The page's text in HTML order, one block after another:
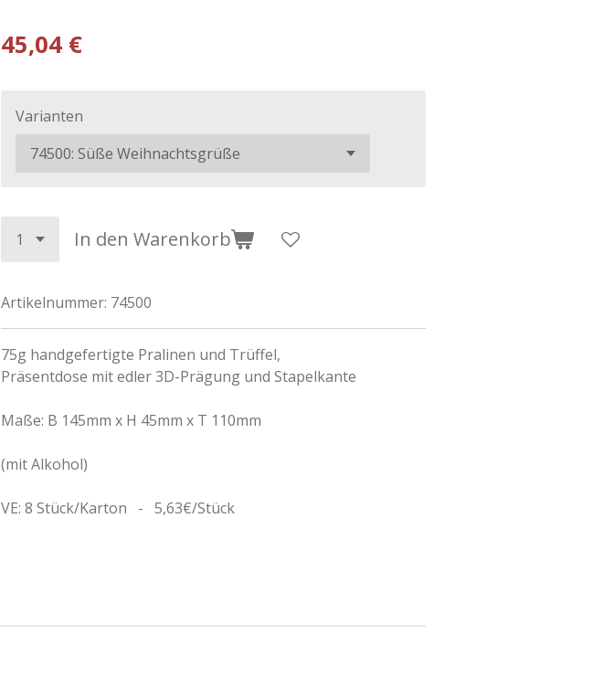
45,04 €
Varianten
In den Warenkorb
Artikelnummer: 74500
75g handgefertigte Pralinen und Trüffel,
Präsentdose mit edler 3D-Prägung und Stapelkante
Maße: B 145mm x H 45mm x T 110mm
(mit Alkohol)
VE: 8 Stück/Karton - 5,63€/Stück